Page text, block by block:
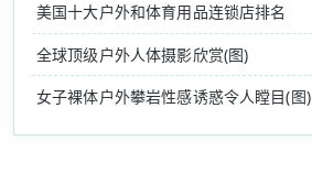
美国十大户外和体育用品连锁店排名
全球顶级户外人体摄影欣赏(图)
女子裸体户外攀岩性感诱惑令人瞠目(图)